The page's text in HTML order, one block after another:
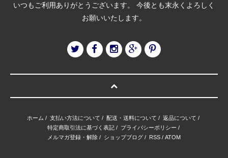
いつもご利用ありがとうございます。 今後とも末永くよろしく
お願いいたします。
ホーム / 支払い方法について / 配送・送料について / 返品について /
特定商取引法に基づく表記/ プライバシーポリシー /
メルマガ登録・解除 / ショップブログ / RSS / ATOM